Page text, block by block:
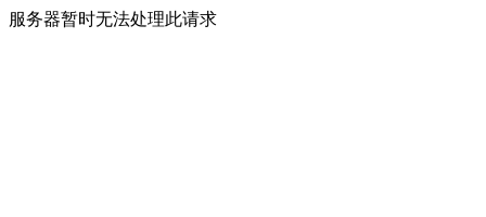
服务器暂时无法处理此请求